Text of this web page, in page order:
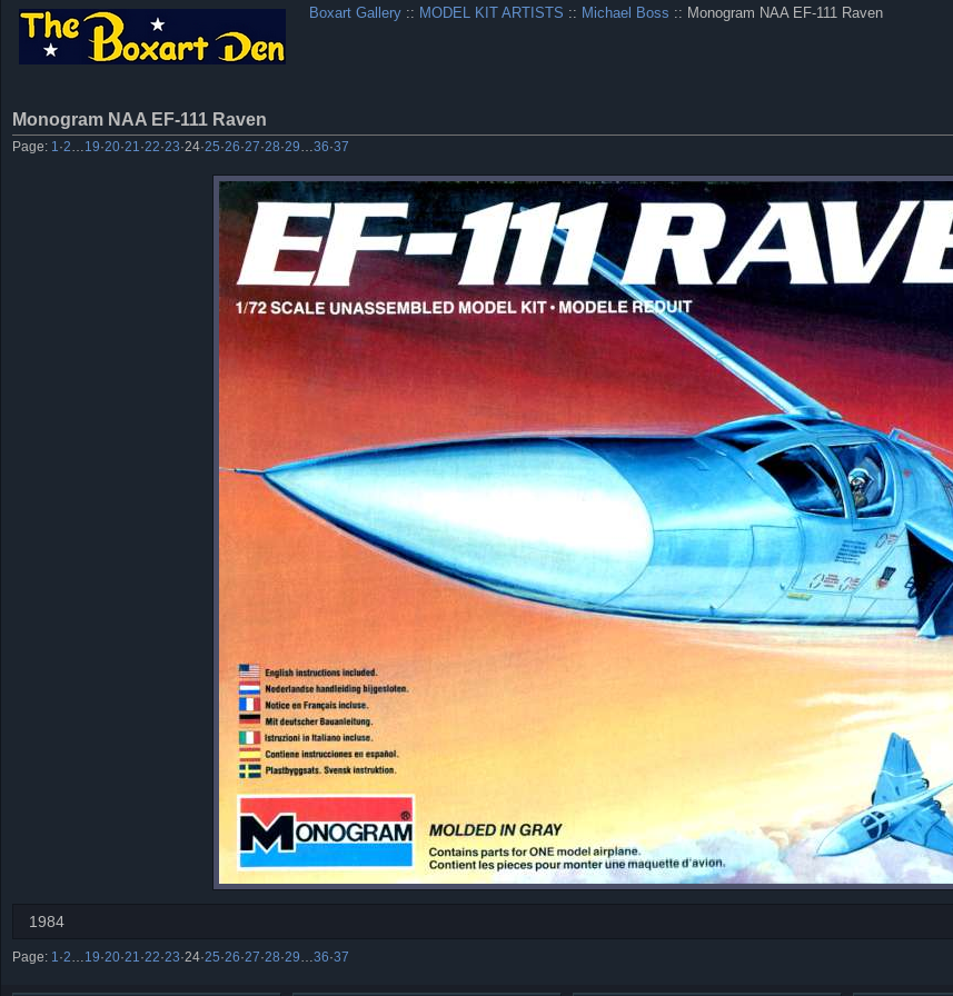
Boxart Gallery :: MODEL KIT ARTISTS :: Michael Boss :: Monogram NAA EF-111 Raven
Monogram NAA EF-111 Raven
Page: 1 ·2 19·20·21 ·22·23·24·25·26·27·28·29 36·37
1984
Page: 1 ·2 19·20·21 ·22·23·24·25·26·27·28·29 36·37